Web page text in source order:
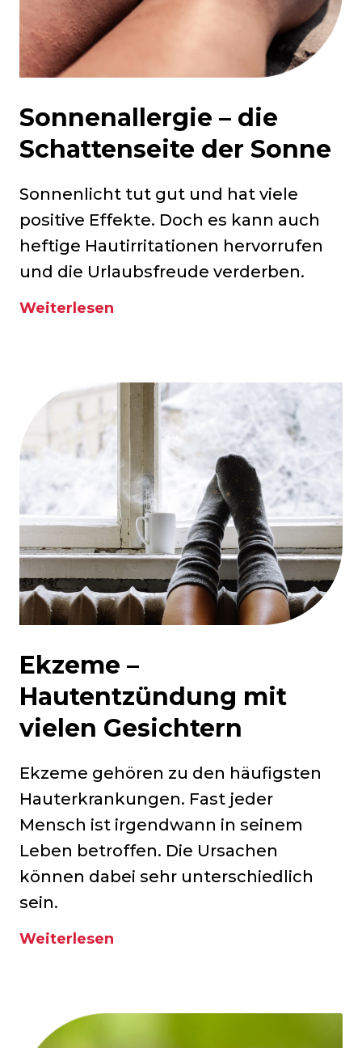
Sonnenallergie – die
Schattenseite der Sonne
Sonnenlicht tut gut und hat viele
positive Effekte. Doch es kann auch
heftige Hautirritationen hervorrufen
und die Urlaubsfreude verderben.
Weiterlesen
Ekzeme –
Hautentzündung mit
vielen Gesichtern
Ekzeme gehören zu den häufigsten
Hauterkrankungen. Fast jeder
Mensch ist irgendwann in seinem
Leben betroffen. Die Ursachen
können dabei sehr unterschiedlich
sein.
Weiterlesen